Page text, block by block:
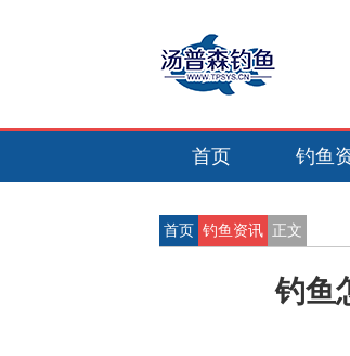
首页 钓鱼
首页 钓鱼资讯 正文
钓鱼